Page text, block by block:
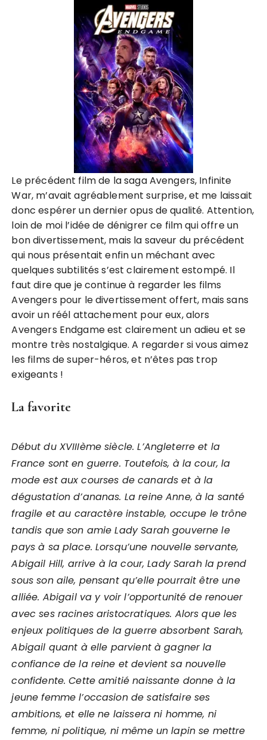
Le précédent film de la saga Avengers, Infinite
War, m’avait agréablement surprise, et me laissait
donc espérer un dernier opus de qualité. Attention,
loin de moi l’idée de dénigrer ce film qui offre un
bon divertissement, mais la saveur du précédent
qui nous présentait enfin un méchant avec
quelques subtilités s’est clairement estompé. Il
faut dire que je continue à regarder les films
Avengers pour le divertissement offert, mais sans
avoir un réél attachement pour eux, alors
Avengers Endgame est clairement un adieu et se
montre très nostalgique. A regarder si vous aimez
les films de super-héros, et n’êtes pas trop
exigeants !
La favorite
Début du XVIIIème siècle. L’Angleterre et la
France sont en guerre. Toutefois, à la cour, la
mode est aux courses de canards et à la
dégustation d’ananas. La reine Anne, à la santé
fragile et au caractère instable, occupe le trône
tandis que son amie Lady Sarah gouverne le
pays à sa place. Lorsqu’une nouvelle servante,
Abigail Hill, arrive à la cour, Lady Sarah la prend
sous son aile, pensant qu’elle pourrait être une
alliée. Abigail va y voir l’opportunité de renouer
avec ses racines aristocratiques. Alors que les
enjeux politiques de la guerre absorbent Sarah,
Abigail quant à elle parvient à gagner la
confiance de la reine et devient sa nouvelle
confidente. Cette amitié naissante donne à la
jeune femme l’occasion de satisfaire ses
ambitions, et elle ne laissera ni homme, ni
femme, ni politique, ni même un lapin se mettre